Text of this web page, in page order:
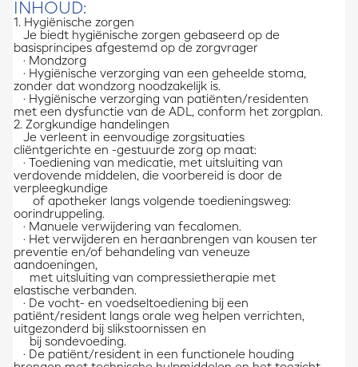
INHOUD:
1. Hygiënische zorgen
Je biedt hygiënische zorgen gebaseerd op de
basisprincipes afgestemd op de zorgvrager
· Mondzorg
· Hygiënische verzorging van een geheelde stoma,
zonder dat wondzorg noodzakelijk is.
· Hygiënische verzorging van patiënten/residenten
met een dysfunctie van de ADL, conform het zorgplan.
2. Zorgkundige handelingen
Je verleent in eenvoudige zorgsituaties
cliëntgerichte en -gestuurde zorg op maat:
· Toediening van medicatie, met uitsluiting van
verdovende middelen, die voorbereid is door de
verpleegkundige
of apotheker langs volgende toedieningsweg:
oorindruppeling.
· Manuele verwijdering van fecalomen.
· Het verwijderen en heraanbrengen van kousen ter
preventie en/of behandeling van veneuze
aandoeningen,
met uitsluiting van compressietherapie met
elastische verbanden.
· De vocht- en voedseltoediening bij een
patiënt/resident langs orale weg helpen verrichten,
uitgezonderd bij slikstoornissen en
bij sondevoeding.
· De patiënt/resident in een functionele houding